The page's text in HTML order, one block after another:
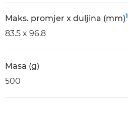
Maks. promjer x duljina (mm)1
83.5 x 96.8
Masa (g)
500